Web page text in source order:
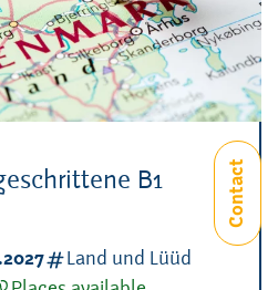
B1
Kategorien:
Land und Lüüd